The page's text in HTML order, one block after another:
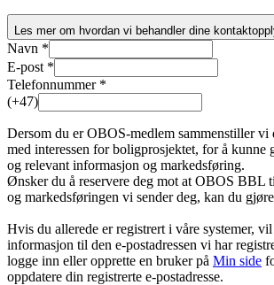
Les mer om hvordan vi behandler dine
Navn *
E-post *
Telefonnummer *
(+47)
Dersom du er OBOS-medlem sammenstiller vi
med interessen for boligprosjektet, for å kunne
og relevant informasjon og markedsføring.
Ønsker du å reservere deg mot at OBOS BBL
og markedsføringen vi sender deg, kan du
Hvis du allerede er registrert i våre systemer,
informasjon til den e-postadressen vi har
logge inn eller opprette en bruker på Min side
oppdatere din registrerte e-postadresse.